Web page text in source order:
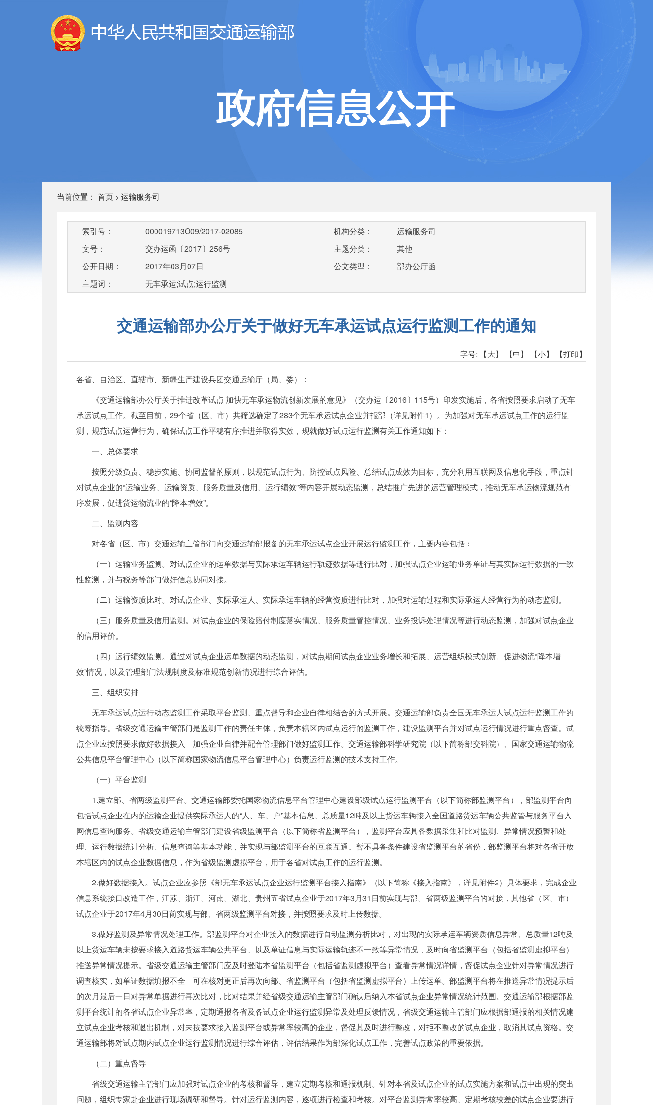
当前位置： 首页 > 运输服务司
索引号：
000019713O09/2017-02085
文号：
交办运函〔2017〕256号
公开日期：
2017年03月07日
主题词：
无车承运;试点;运行监测
机构分类：
运输服务司
主题分类：
其他
公文类型：
部办公厅函
交通运输部办公厅关于做好无车承运试点运行监测工作的通知
字号: 【大】 【中】 【小】 【打印】
各省、自治区、直辖市、新疆生产建设兵团交通运输厅（局、委）：
《交通运输部办公厅关于推进改革试点 加快无车承运物流创新发展的意见》（交办运〔2016〕115号）印发实施后，各省按照要求启动了无车
承运试点工作。截至目前，29个省（区、市）共筛选确定了283个无车承运试点企业并报部（详见附件1）。为加强对无车承运试点工作的运行监
测，规范试点运营行为，确保试点工作平稳有序推进并取得实效，现就做好试点运行监测有关工作通知如下：
一、总体要求
按照分级负责、稳步实施、协同监督的原则，以规范试点行为、防控试点风险、总结试点成效为目标，充分利用互联网及信息化手段，重点针
对试点企业的“运输业务、运输资质、服务质量及信用、运行绩效”等内容开展动态监测，总结推广先进的运营管理模式，推动无车承运物流规范有
序发展，促进货运物流业的“降本增效”。
二、监测内容
对各省（区、市）交通运输主管部门向交通运输部报备的无车承运试点企业开展运行监测工作，主要内容包括：
（一）运输业务监测。对试点企业的运单数据与实际承运车辆运行轨迹数据等进行比对，加强试点企业运输业务单证与其实际运行数据的一致
性监测，并与税务等部门做好信息协同对接。
（二）运输资质比对。对试点企业、实际承运人、实际承运车辆的经营资质进行比对，加强对运输过程和实际承运人经营行为的动态监测。
（三）服务质量及信用监测。对试点企业的保险赔付制度落实情况、服务质量管控情况、业务投诉处理情况等进行动态监测，加强对试点企业
的信用评价。
（四）运行绩效监测。通过对试点企业运单数据的动态监测，对试点期间试点企业业务增长和拓展、运营组织模式创新、促进物流“降本增
效”情况，以及管理部门法规制度及标准规范创新情况进行综合评估。
三、组织安排
无车承运试点运行动态监测工作采取平台监测、重点督导和企业自律相结合的方式开展。交通运输部负责全国无车承运人试点运行监测工作的
统筹指导。省级交通运输主管部门是监测工作的责任主体，负责本辖区内试点运行的监测工作，建设监测平台并对试点运行情况进行重点督查。试
点企业应按照要求做好数据接入，加强企业自律并配合管理部门做好监测工作。交通运输部科学研究院（以下简称部交科院）、国家交通运输物流
公共信息平台管理中心（以下简称国家物流信息平台管理中心）负责运行监测的技术支持工作。
（一）平台监测
1.建立部、省两级监测平台。交通运输部委托国家物流信息平台管理中心建设部级试点运行监测平台（以下简称部监测平台），部监测平台向
包括试点企业在内的运输企业提供实际承运人的“人、车、户”基本信息、总质量12吨及以上货运车辆接入全国道路货运车辆公共监管与服务平台入
网信息查询服务。省级交通运输主管部门建设省级监测平台（以下简称省监测平台），监测平台应具备数据采集和比对监测、异常情况预警和处
理、运行数据统计分析、信息查询等基本功能，并实现与部监测平台的互联互通。暂不具备条件建设省监测平台的省份，部监测平台将对各省开放
本辖区内的试点企业数据信息，作为省级监测虚拟平台，用于各省对试点工作的运行监测。
2.做好数据接入。试点企业应参照《部无车承运试点企业运行监测平台接入指南》（以下简称《接入指南》，详见附件2）具体要求，完成企业
信息系统接口改造工作，江苏、浙江、河南、湖北、贵州五省试点企业于2017年3月31日前实现与部、省两级监测平台的对接，其他省（区、市）
试点企业于2017年4月30日前实现与部、省两级监测平台对接，并按照要求及时上传数据。
3.做好监测及异常情况处理工作。部监测平台对企业接入的数据进行自动监测分析比对，对出现的实际承运车辆资质信息异常、总质量12吨及
以上货运车辆未按要求接入道路货运车辆公共平台、以及单证信息与实际运输轨迹不一致等异常情况，及时向省监测平台（包括省监测虚拟平台）
推送异常情况提示。省级交通运输主管部门应及时登陆本省监测平台（包括省监测虚拟平台）查看异常情况详情，督促试点企业针对异常情况进行
调查核实，如单证数据填报不全，可在核对更正后再次向部、省监测平台（包括省监测虚拟平台）上传运单。部监测平台将在推送异常情况提示后
的次月最后一日对异常单据进行再次比对，比对结果并经省级交通运输主管部门确认后纳入本省试点企业异常情况统计范围。交通运输部根据部监
测平台统计的各省试点企业异常率，定期通报各省及各试点企业运行监测异常及处理反馈情况，省级交通运输主管部门应根据部通报的相关情况建
立试点企业考核和退出机制，对未按要求接入监测平台或异常率较高的企业，督促其及时进行整改，对拒不整改的试点企业，取消其试点资格。交
通运输部将对试点期内试点企业运行监测情况进行综合评估，评估结果作为部深化试点工作，完善试点政策的重要依据。
（二）重点督导
省级交通运输主管部门应加强对试点企业的考核和督导，建立定期考核和通报机制。针对本省及试点企业的试点实施方案和试点中出现的突出
问题，组织专家赴企业进行现场调研和督导。针对运行监测内容，逐项进行检查和考核。对平台监测异常率较高、定期考核较差的试点企业要进行